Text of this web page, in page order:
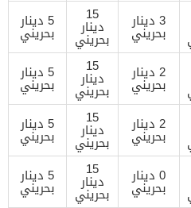
3 دينار
بحريني
15
دينار
بحريني
5 دينار
بحريني
2 دينار
بحريني
15
دينار
بحريني
5 دينار
بحريني
2 دينار
بحريني
15
دينار
بحريني
5 دينار
بحريني
0 دينار
بحريني
15
دينار
بحريني
5 دينار
بحريني